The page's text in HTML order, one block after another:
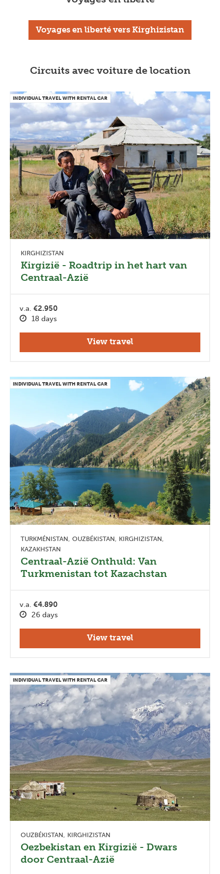
Voyages en liberté vers Kirghizistan
Circuits avec voiture de location
INDIVIDUAL TRAVEL WITH RENTAL CAR
KIRGHIZISTAN
Kirgizië - Roadtrip in het hart van
Centraal-Azië
v.a. €2.950
18 days
View travel
INDIVIDUAL TRAVEL WITH RENTAL CAR
TURKMÉNISTAN OUZBÉKISTAN
KIRGHIZISTAN
KAZAKHSTAN
Centraal-Azië Onthuld: Van
Turkmenistan tot Kazachstan
v.a. €4.890
26 days
View travel
INDIVIDUAL TRAVEL WITH RENTAL CAR
OUZBÉKISTAN KIRGHIZISTAN
Oezbekistan en Kirgizië - Dwars
door Centraal-Azië
Previous Next